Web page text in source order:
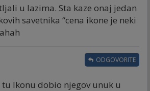
u lazima. Sta kaze onaj jedan
savetnika “cena ikone je neki
Ikonu dobio njegov unuk u
ODGOVORITE